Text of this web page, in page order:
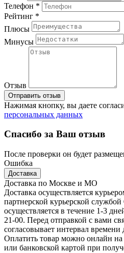
Телефон *
Рейтинг *
Плюсы
Минусы
Отзыв
Отправить отзыв
Нажимая кнопку, вы даете
персональных данных
Спасибо за Ваш отзыв
После проверки он будет
Ошибка
Доставка
Доставка по Москве и МО
Доставка осуществляется
партнерской курьерской
осуществляется в течение 1-3
21-00. Перед отправкой с вами
согласовывает интервал времени
Оплатить товар можно онлайн
или банковской картой при